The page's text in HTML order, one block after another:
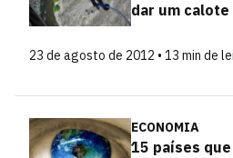
dar um calote
23 de agosto de 2012 • 13 min de
ECONOMIA
15 países